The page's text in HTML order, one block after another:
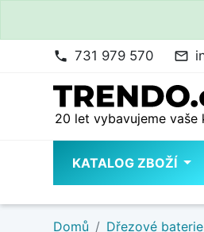
phone 731 979 570 mail_outline
20 let vybavujeme vaše
KATALOG ZBOŽÍ
Domů Dřezové baterie